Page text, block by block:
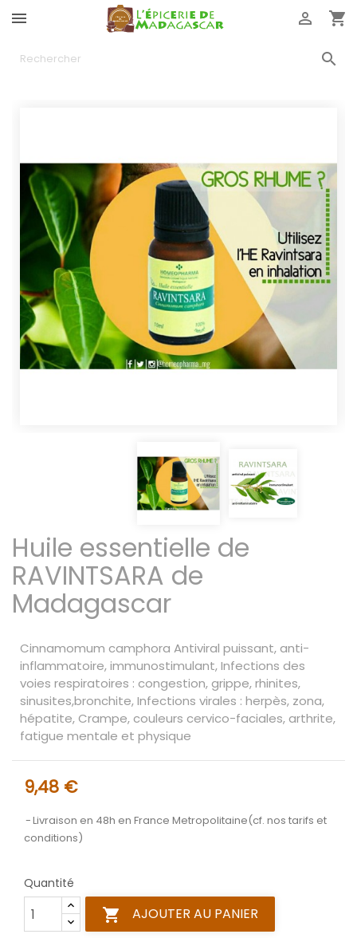
 


Huile essentielle de
RAVINTSARA de
Madagascar
Cinnamomum camphora Antiviral puissant, anti-
inflammatoire, immunostimulant, Infections des
voies respiratoires : congestion, grippe, rhinites,
sinusites,bronchite, Infections virales : herpès, zona,
hépatite, Crampe, couleurs cervico-faciales, arthrite,
fatigue mentale et physique
9,48 €
Livraison en 48h en France Metropolitaine(cf. nos tarifs et
conditions)
Quantité
 AJOUTER AU PANIER